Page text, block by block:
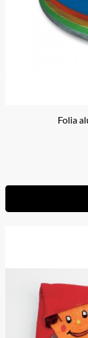
Folia